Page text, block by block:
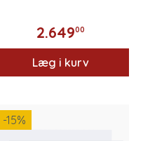
2.64900
Læg i kurv
-15%